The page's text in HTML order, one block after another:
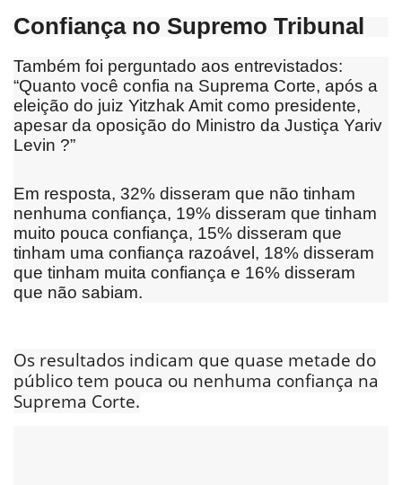
Confiança no Supremo Tribunal
Também foi perguntado aos entrevistados:
“Quanto você confia na Suprema Corte, após a
eleição do juiz Yitzhak Amit como presidente,
apesar da oposição do Ministro da Justiça Yariv
Levin ?”
Em resposta, 32% disseram que não tinham
nenhuma confiança, 19% disseram que tinham
muito pouca confiança, 15% disseram que
tinham uma confiança razoável, 18% disseram
que tinham muita confiança e 16% disseram
que não sabiam.
Os resultados indicam que quase metade do
público tem pouca ou nenhuma confiança na
Suprema Corte.